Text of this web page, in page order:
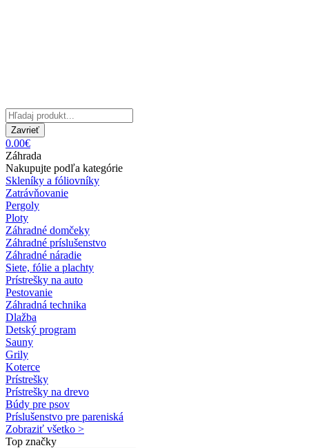
Zavrieť
0.00€
Záhrada
Nakupujte podľa kategórie
Skleníky a fóliovníky
Zatrávňovanie
Pergoly
Ploty
Záhradné domčeky
Záhradné príslušenstvo
Záhradné náradie
Siete, fólie a plachty
Prístrešky na auto
Pestovanie
Záhradná technika
Dlažba
Detský program
Sauny
Grily
Koterce
Prístrešky
Prístrešky na drevo
Búdy pre psov
Príslušenstvo pre pareniská
Zobraziť všetko >
Top značky